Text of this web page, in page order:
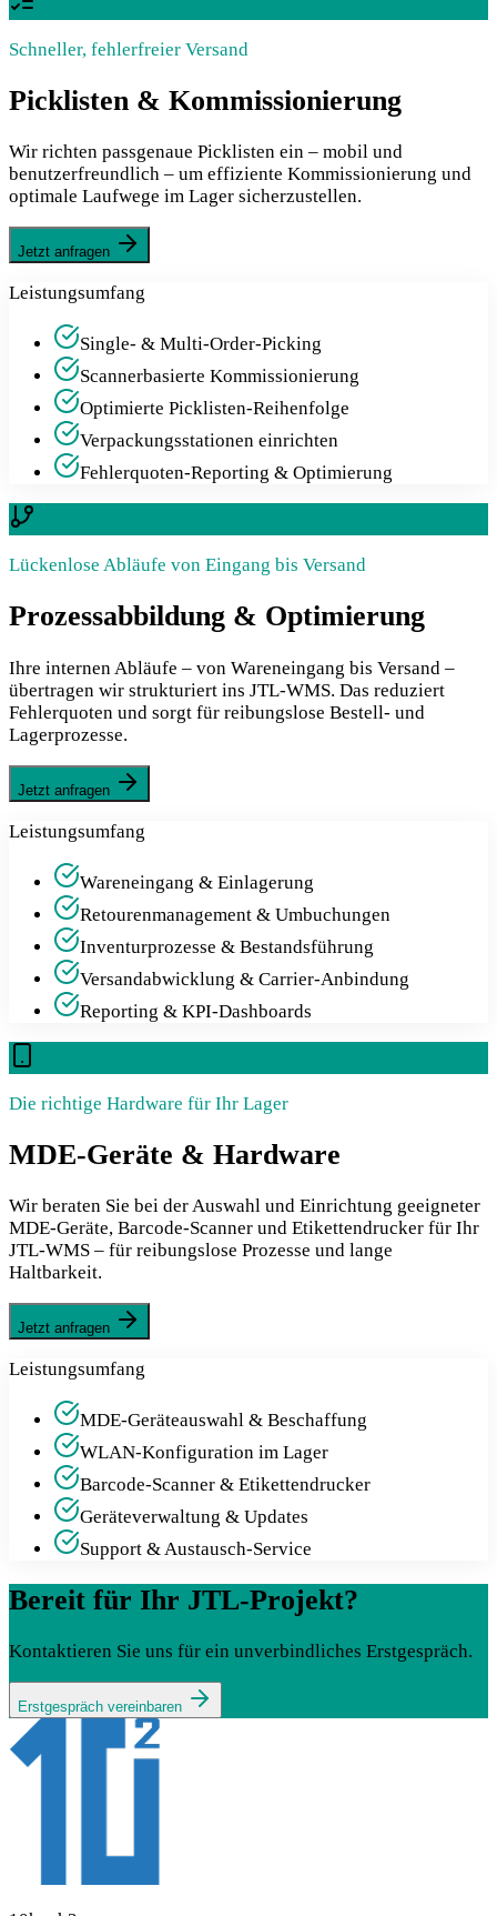
Schneller, fehlerfreier Versand
Picklisten & Kommissionierung
Wir richten passgenaue Picklisten ein – mobil und
benutzerfreundlich – um effiziente Kommissionierung und
optimale Laufwege im Lager sicherzustellen.
Jetzt anfragen
Leistungsumfang
Single- & Multi-Order-Picking
Scannerbasierte Kommissionierung
Optimierte Picklisten-Reihenfolge
Verpackungsstationen einrichten
Fehlerquoten-Reporting & Optimierung
Lückenlose Abläufe von Eingang bis Versand
Prozessabbildung & Optimierung
Ihre internen Abläufe – von Wareneingang bis Versand –
übertragen wir strukturiert ins JTL-WMS. Das reduziert
Fehlerquoten und sorgt für reibungslose Bestell- und
Lagerprozesse.
Jetzt anfragen
Leistungsumfang
Wareneingang & Einlagerung
Retourenmanagement & Umbuchungen
Inventurprozesse & Bestandsführung
Versandabwicklung & Carrier-Anbindung
Reporting & KPI-Dashboards
Die richtige Hardware für Ihr Lager
MDE-Geräte & Hardware
Wir beraten Sie bei der Auswahl und Einrichtung geeigneter
MDE-Geräte, Barcode-Scanner und Etikettendrucker für Ihr
JTL-WMS – für reibungslose Prozesse und lange
Haltbarkeit.
Jetzt anfragen
Leistungsumfang
MDE-Geräteauswahl & Beschaffung
WLAN-Konfiguration im Lager
Barcode-Scanner & Etikettendrucker
Geräteverwaltung & Updates
Support & Austausch-Service
Bereit für Ihr JTL-Projekt?
Kontaktieren Sie uns für ein unverbindliches Erstgespräch.
Erstgespräch vereinbaren